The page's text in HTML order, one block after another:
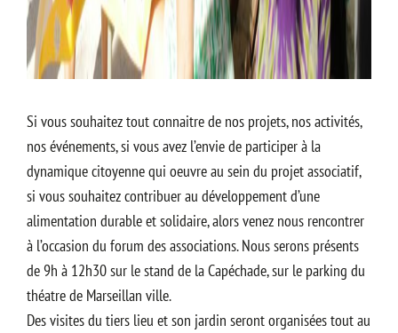
Si vous souhaitez tout connaitre de nos projets, nos activités,
nos événements, si vous avez l’envie de participer à la
dynamique citoyenne qui oeuvre au sein du projet associatif,
si vous souhaitez contribuer au développement d’une
alimentation durable et solidaire, alors venez nous rencontrer
à l’occasion du forum des associations. Nous serons présents
de 9h à 12h30 sur le stand de la Capéchade, sur le parking du
théatre de Marseillan ville.
Des visites du tiers lieu et son jardin seront organisées tout au